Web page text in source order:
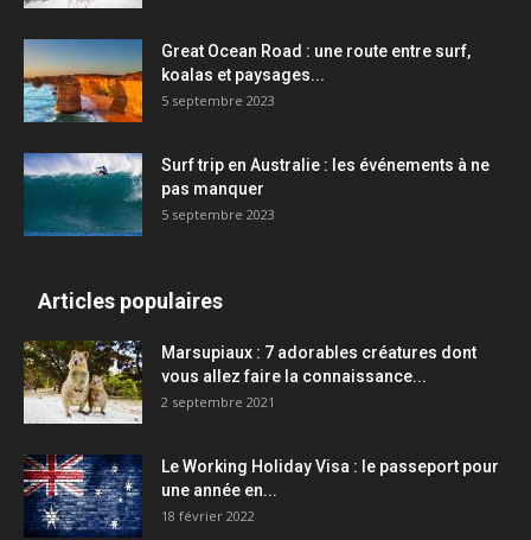
Great Ocean Road : une route entre surf,
koalas et paysages...
5 septembre 2023
Surf trip en Australie : les événements à ne
pas manquer
5 septembre 2023
Articles populaires
Marsupiaux : 7 adorables créatures dont
vous allez faire la connaissance...
2 septembre 2021
Le Working Holiday Visa : le passeport pour
une année en...
18 février 2022